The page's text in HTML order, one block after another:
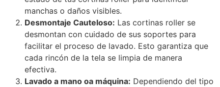
manchas o daños visibles.
Desmontaje Cauteloso: Las cortinas roller se
desmontan con cuidado de sus soportes para
facilitar el proceso de lavado. Esto garantiza que
cada rincón de la tela se limpia de manera
efectiva.
Lavado a mano oa máquina: Dependiendo del tipo